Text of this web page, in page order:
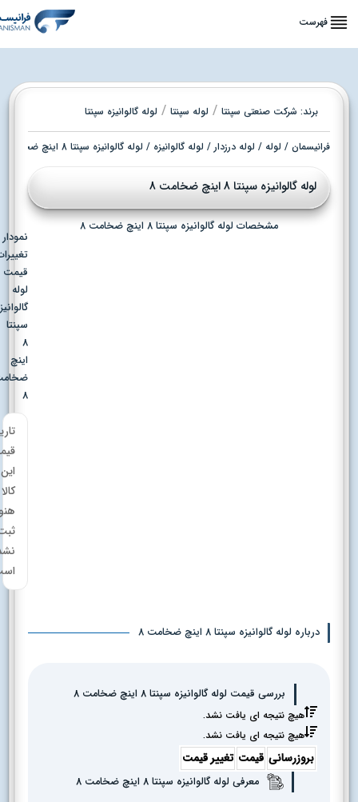
فهرست
شرکت صنعتی سپنتا /لوله سپنتا /لوله گالوانیزه سپنتا
فرانیسمان/لوله/لوله درزدار /لوله گالوانیزه/ لوله گالوانیزه سپنتا 8 اینچ ضخامت 8
لوله گالوانیزه سپنتا 8 اینچ ضخامت 8
مشخصات لوله گالوانیزه سپنتا 8 اینچ ضخامت 8
نمودار
تغییرات
قیمت
گالوانیزه
ضخامت
تاریخچه
قیمت
نشده
است.
درباره لوله گالوانیزه سپنتا 8 اینچ ضخامت 8
بررسی قیمت لوله گالوانیزه سپنتا 8 اینچ ضخامت 8
هیچ نتیجه ای یافت نشد.
هیچ نتیجه ای یافت نشد.
بروزرسانی قیمت تغییر قیمت
معرفی لوله گالوانیزه سپنتا 8 اینچ ضخامت 8